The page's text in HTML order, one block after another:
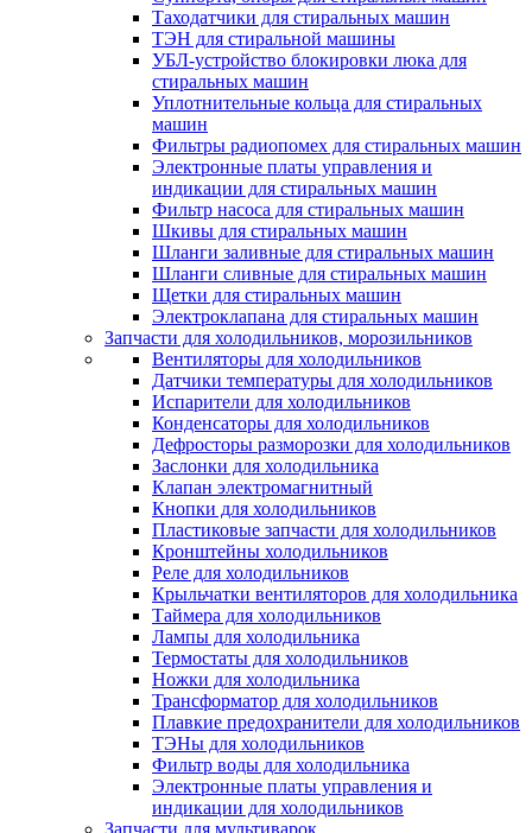
Таходатчики для стиральных машин
ТЭН для стиральной машины
УБЛ-устройство блокировки люка для
стиральных машин
Уплотнительные кольца для стиральных
машин
Фильтры радиопомех для стиральных машин
Электронные платы управления и
индикации для стиральных машин
Фильтр насоса для стиральных машин
Шкивы для стиральных машин
Шланги заливные для стиральных машин
Шланги сливные для стиральных машин
Щетки для стиральных машин
Электроклапана для стиральных машин
Запчасти для холодильников, морозильников
Вентиляторы для холодильников
Датчики температуры для холодильников
Испарители для холодильников
Конденсаторы для холодильников
Дефросторы разморозки для холодильников
Заслонки для холодильника
Клапан электромагнитный
Кнопки для холодильников
Пластиковые запчасти для холодильников
Кронштейны холодильников
Реле для холодильников
Крыльчатки вентиляторов для холодильника
Таймера для холодильников
Лампы для холодильника
Термостаты для холодильников
Ножки для холодильника
Трансформатор для холодильников
Плавкие предохранители для холодильников
ТЭНы для холодильников
Фильтр воды для холодильника
Электронные платы управления и
индикации для холодильников
Запчасти для мультиварок